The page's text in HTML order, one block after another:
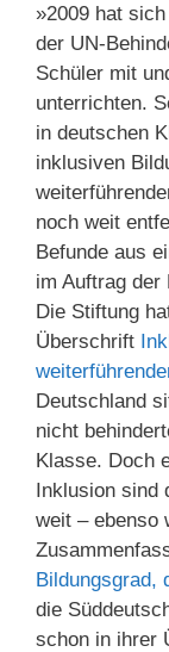
»2009 hat
der UN-
Schüler mit
unterrichten.
in deutschen
inklusiven
noch weit
Befunde aus
im Auftrag
Die Stiftung
Überschrift
Deutschland
nicht
Klasse. Doch
Inklusion sind
weit – ebenso
Bildungsgrad,
die
schon in ihrer